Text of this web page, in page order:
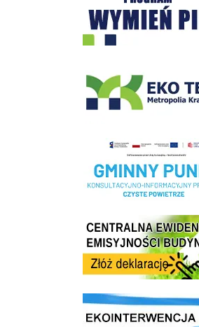
Realizacja Programu Czyste
Centrala Ewidencja Emisyjności
link do strony ekointerwencja dot.-